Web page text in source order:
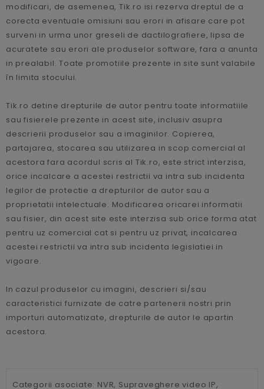
modificari, de asemenea, Tik.ro isi rezerva dreptul de a
corecta eventuale omisiuni sau erori in afisare care pot
surveni in urma unor greseli de dactilografiere, lipsa de
acuratete sau erori ale produselor software, fara a anunta
in prealabil. Toate promotiile prezente in site sunt valabile
în limita stocului.
Tik.ro detine drepturile de autor pentru toate informatiile
sau fisierele prezente in acest site, inclusiv asupra
descrierii produselor sau a imaginilor. Copierea,
partajarea, stocarea sau utilizarea in scop comercial al
acestora fara acordul scris al Tik.ro, este strict interzisa,
orice incalcare a acestei restrictii va intra sub incidenta
legilor de protectie a drepturilor de autor sau a
proprietatii intelectuale. Modificarea oricarei informatii
sau fisier, din acest site este interzisa sub orice forma atat
pentru uz comercial cat si pentru uz privat, incalcarea
acestei restrictii va intra sub incidenta legislatiei in
vigoare.
In cazul produselor cu imagini, descrieri si/sau
caracteristici furnizate de catre partenerii nostri prin
importuri automatizate, drepturile de autor le apartin
acestora.
Categorii asociate: NVR, Supraveghere video IP,